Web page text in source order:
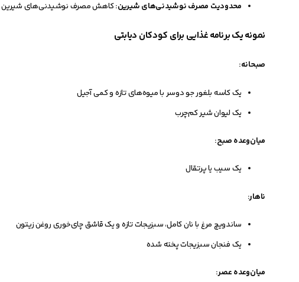
محدودیت مصرف نوشیدنی‌های شیرین:کاهش مصرف نوشیدنی‌های شیرین و
نمونه یک برنامه غذایی برای کودکان دیابتی
صبحانه:
یک کاسه بلغور جو دوسر با میوه‌های تازه و کمی آجیل
یک لیوان شیر کم‌چرب
میان‌وعده صبح:
یک سیب یا پرتقال
ناهار:
ساندویچ مرغ با نان کامل، سبزیجات تازه و یک قاشق چای‌خوری روغن زیتون
یک فنجان سبزیجات پخته شده
میان‌وعده عصر: